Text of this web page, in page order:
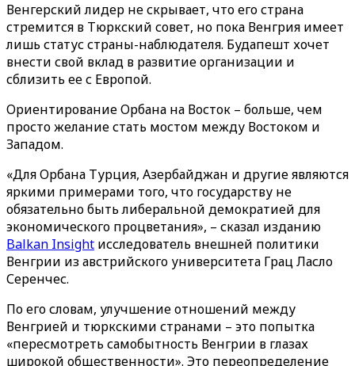
Венгерский лидер не скрывает, что его страна
стремится в Тюркский совет, но пока Венгрия имеет
лишь статус страны-наблюдателя. Будапешт хочет
внести свой вклад в развитие организации и
сблизить ее с Европой.
Ориентирование Орбана на Восток – больше, чем
просто желание стать мостом между Востоком и
Западом.
«Для Орбана Турция, Азербайджан и другие являются
яркими примерами того, что государству не
обязательно быть либеральной демократией для
экономического процветания», – сказал изданию
Balkan Insight исследователь внешней политики
Венгрии из австрийского университета Грац Ласло
Серенчес.
По его словам, улучшение отношений между
Венгрией и тюркскими странами – это попытка
«пересмотреть самобытность Венгрии в глазах
широкой общественности». Это переопределение